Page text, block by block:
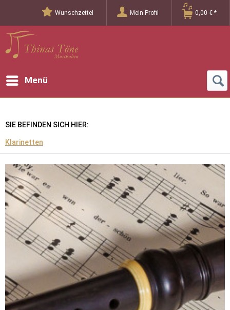
Wunschzettel Mein Profil 0,00 € *
Menü
SIE BEFINDEN SICH HIER:
Klarinetten